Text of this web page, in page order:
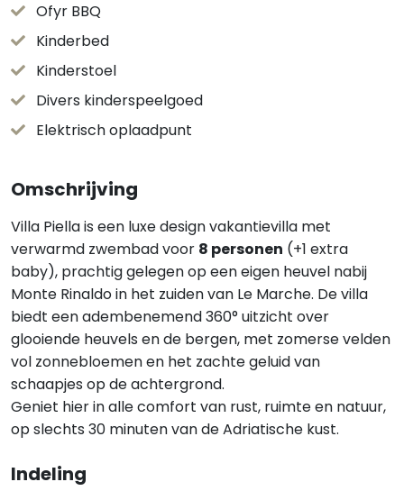
Ofyr BBQ
Kinderbed
Kinderstoel
Divers kinderspeelgoed
Elektrisch oplaadpunt
Omschrijving
Villa Piella is een luxe design vakantievilla met
verwarmd zwembad voor 8 personen (+1 extra
baby), prachtig gelegen op een eigen heuvel nabij
Monte Rinaldo in het zuiden van Le Marche. De villa
biedt een adembenemend 360° uitzicht over
glooiende heuvels en de bergen, met zomerse velden
vol zonnebloemen en het zachte geluid van
schaapjes op de achtergrond.
Geniet hier in alle comfort van rust, ruimte en natuur,
op slechts 30 minuten van de Adriatische kust.
Indeling